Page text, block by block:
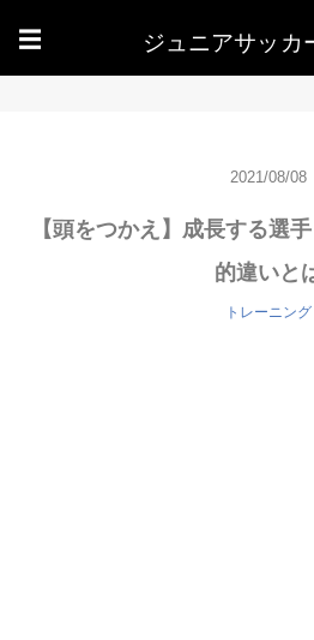
☰ ジュニアサッカ
2021/08/08
【頭をつかえ】成長する選
的違いと
トレーニング